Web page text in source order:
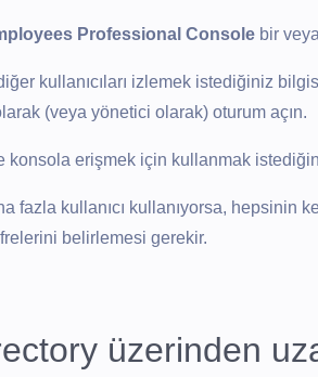
Professional Console bir
kullanıcıları izlemek istediğiniz
(veya yönetici olarak) oturum açın.
konsola erişmek için kullanmak
fazla kullanıcı kullanıyorsa, hepsinin
belirlemesi gerekir.
üzerinden